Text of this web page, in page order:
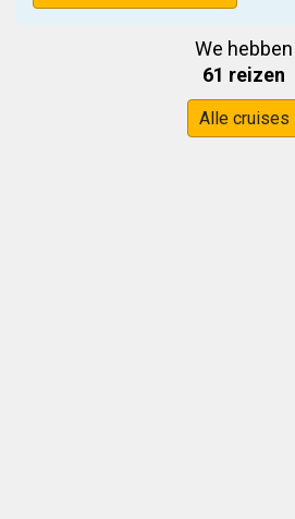
We hebben
61 reizen
Alle cruises